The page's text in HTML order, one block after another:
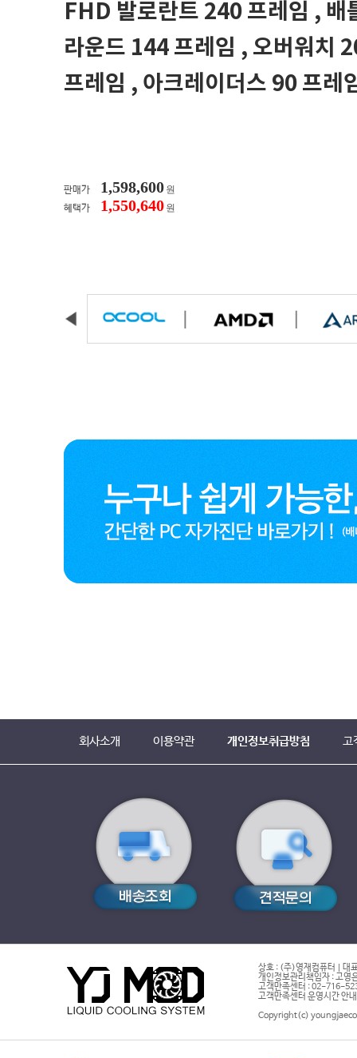
FHD 발로란트 240 프레임 , 배
라운드 144 프레임 , 오버워치
프레임 , 아크레이더스 90 프레
판매가 1,598,600 원
혜택가
1,550,640 원
회사소개 이용약관 개인정보취급방침 고
상호 : (주)영재컴퓨터 | 대
개인정보관리책임자 : 고영
고객만족센터 : 02-716-
고객만족센터 운영시간 안
Copyright(c)